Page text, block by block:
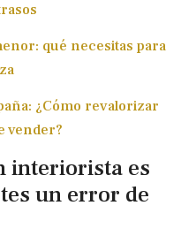
qué necesitas para
¿Cómo revalorizar
vender?
interiorista es
un error de